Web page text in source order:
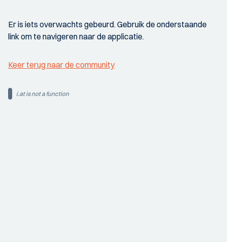
Er is iets overwachts gebeurd. Gebruik de onderstaande
link om te navigeren naar de applicatie.
Keer terug naar de community
i.at is not a function